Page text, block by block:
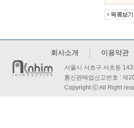
회사소개 이용약관
서울시 서초구 서초동
통신판매업신고번호 :
Copyright ⓒ All Right